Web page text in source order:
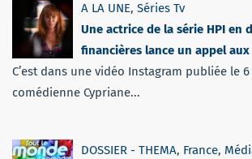
A LA UNE, Séries Tv
Une actrice de la série HPI en
financières lance un appel
C’est dans une vidéo Instagram publiée le
comédienne Cypriane...
DOSSIER - THEMA, France,